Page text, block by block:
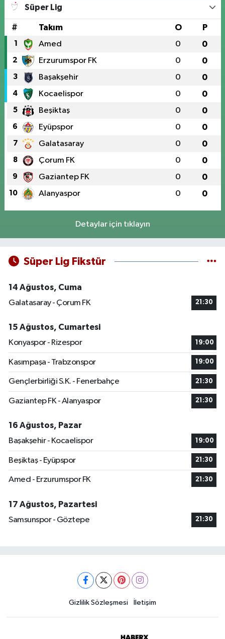
Süper Lig
# Takım O P
1 Amed 0 0
2 Erzurumspor FK 0 0
3 Başakşehir 0 0
4 Kocaelispor 0 0
5 Beşiktaş 0 0
6 Eyüpspor 0 0
7 Galatasaray 0 0
8 Çorum FK 0 0
9 Gaziantep FK 0 0
10 Alanyaspor 0 0
Detaylar için tıklayın
Süper Lig Fikstür
14 Ağustos, Cuma
Galatasaray - Çorum FK
21:30
15 Ağustos, Cumartesi
Konyaspor - Rizespor
19:00
Kasımpaşa - Trabzonspor 19:00
Gençlerbirliği S.K. - Fenerbahçe 21:30
Gaziantep FK - Alanyaspor 21:30
16 Ağustos, Pazar
Başakşehir - Kocaelispor
19:00
Beşiktaş - Eyüpspor 21:30
Amed - Erzurumspor FK 21:30
17 Ağustos, Pazartesi
Samsunspor - Göztepe
21:30
Gizlilik Sözleşmesi İletişim